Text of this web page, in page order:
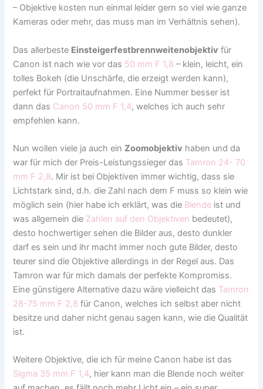
– Objektive kosten nun einmal leider gern so viel wie ganze
Kameras oder mehr, das muss man im Verhältnis sehen).
Das allerbeste Einsteigerfestbrennweitenobjektiv für
Canon ist nach wie vor das 50 mm F 1,8– klein, leicht, ein
tolles Bokeh (die Unschärfe, die erzeigt werden kann),
perfekt für Portraitaufnahmen. Eine Nummer besser ist
dann das Canon 50 mm F 1,4, welches ich auch sehr
empfehlen kann.
Nun wollen viele ja auch einZoomobjektiv haben und da
war für mich der Preis-Leistungssieger das Tamron 24- 70
mm F 2,8. Mir ist bei Objektiven immer wichtig, dass sie
Lichtstark sind, d.h. die Zahl nach dem F muss so klein wie
möglich sein (hier habe ich erklärt, was die Blende ist und
was allgemein die Zahlen auf den Objektiven bedeutet),
desto hochwertiger sehen die Bilder aus, desto dunkler
darf es sein und ihr macht immer noch gute Bilder, desto
teurer sind die Objektive allerdings in der Regel aus. Das
Tamron war für mich damals der perfekte Kompromiss.
Eine günstigere Alternative dazu wäre vielleicht das Tamron
28-75 mm F 2,8 für Canon, welches ich selbst aber nicht
besitze und daher nicht genau sagen kann, wie die Qualität
ist.
Weitere Objektive, die ich für meine Canon habe ist das
Sigma 35 mm F 1,4, hier kann man die Blende noch weiter